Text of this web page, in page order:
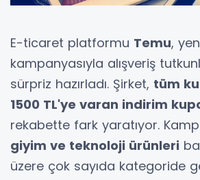
E-ticaret platformu Temu,
kampanyasıyla alışveriş
sürpriz hazırladı. Şirket, tüm
1500 TL'ye varan indirim
rekabette fark yaratıyor.
giyim ve teknoloji ürünleri
üzere çok sayıda kategoride